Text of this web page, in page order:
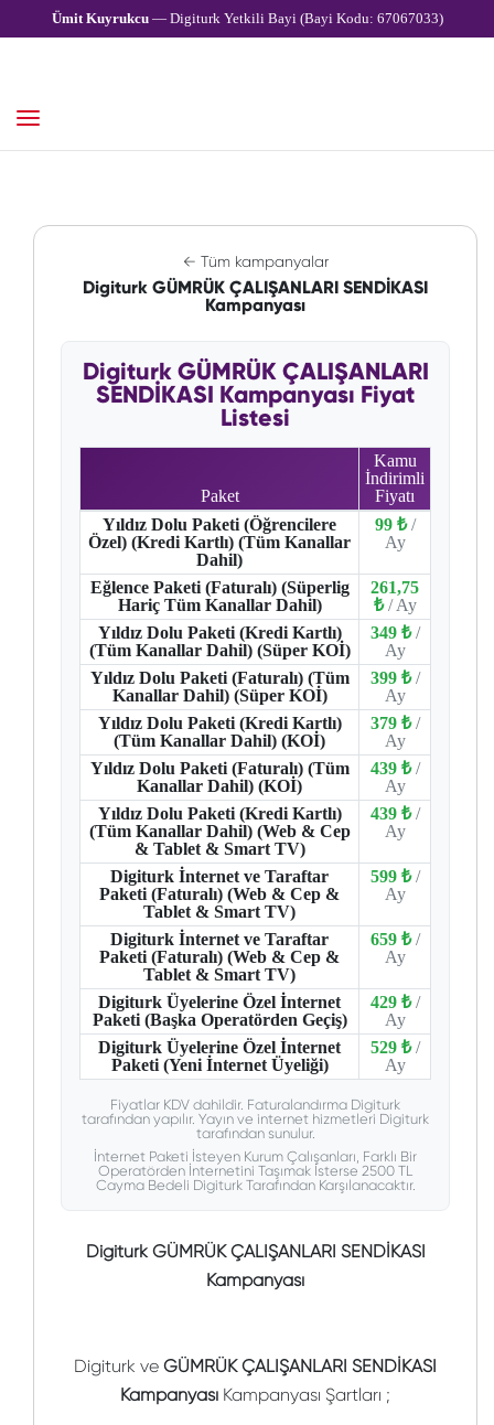
Ümit Kuyrukcu— Digiturk Yetkili Bayi (Bayi Kodu: 67067033)
← Tüm kampanyalar
Digiturk GÜMRÜK ÇALIŞANLARI SENDİKASI
Kampanyası
Digiturk GÜMRÜK ÇALIŞANLARI
SENDİKASI Kampanyası Fiyat
Listesi
Paket
Kamu
İndirimli
Fiyatı
Yıldız Dolu Paketi (Öğrencilere
Özel) (Kredi Kartlı) (Tüm Kanallar
Dahil)
99 ₺ /
Ay
Eğlence Paketi (Faturalı) (Süperlig
Hariç Tüm Kanallar Dahil)
261,75
₺ / Ay
Yıldız Dolu Paketi (Kredi Kartlı)
(Tüm Kanallar Dahil) (Süper KOİ)
349 ₺ /
Ay
Yıldız Dolu Paketi (Faturalı) (Tüm
Kanallar Dahil) (Süper KOİ)
399 ₺ /
Ay
Yıldız Dolu Paketi (Kredi Kartlı)
(Tüm Kanallar Dahil) (KOİ)
379 ₺ /
Ay
Yıldız Dolu Paketi (Faturalı) (Tüm
Kanallar Dahil) (KOİ)
439 ₺ /
Ay
Yıldız Dolu Paketi (Kredi Kartlı)
(Tüm Kanallar Dahil) (Web & Cep
& Tablet & Smart TV)
439 ₺ /
Ay
Digiturk İnternet ve Taraftar
Paketi (Faturalı) (Web & Cep &
Tablet & Smart TV)
599 ₺ /
Ay
Digiturk İnternet ve Taraftar
Paketi (Faturalı) (Web & Cep &
Tablet & Smart TV)
659 ₺ /
Ay
Digiturk Üyelerine Özel İnternet
Paketi (Başka Operatörden Geçiş)
429 ₺ /
Ay
Digiturk Üyelerine Özel İnternet
Paketi (Yeni İnternet Üyeliği)
529 ₺ /
Ay
Fiyatlar KDV dahildir. Faturalandırma Digiturk
tarafından yapılır. Yayın ve internet hizmetleri Digiturk
tarafından sunulur.
İnternet Paketi İsteyen Kurum Çalışanları, Farklı Bir
Operatörden İnternetini Taşımak İsterse 2500 TL
Cayma Bedeli Digiturk Tarafından Karşılanacaktır.
Digiturk GÜMRÜK ÇALIŞANLARI SENDİKASI
Kampanyası
Digiturk ve GÜMRÜK ÇALIŞANLARI SENDİKASI
Kampanyası Kampanyası Şartları ;